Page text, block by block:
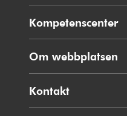
Kompetenscenter
Om webbplatsen
Kontakt